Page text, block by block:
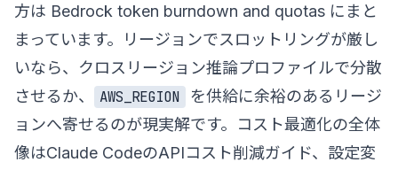
方は Bedrock token burndown and quotas にまと
まっています。リージョンでスロットリングが厳し
いなら、クロスリージョン推論プロファイルで分散
させるか、
AWS_REGION
を供給に余裕のあるリージ
ョンへ寄せるのが現実解です。コスト最適化の全体
像はClaude CodeのAPIコスト削減ガイド、設定変